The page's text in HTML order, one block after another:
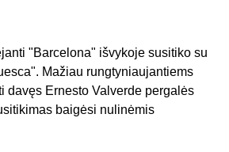
"Barcelona" išvykoje susitiko su
Mažiau rungtyniaujantiems
davęs Ernesto Valverde pergalės
baigėsi nulinėmis